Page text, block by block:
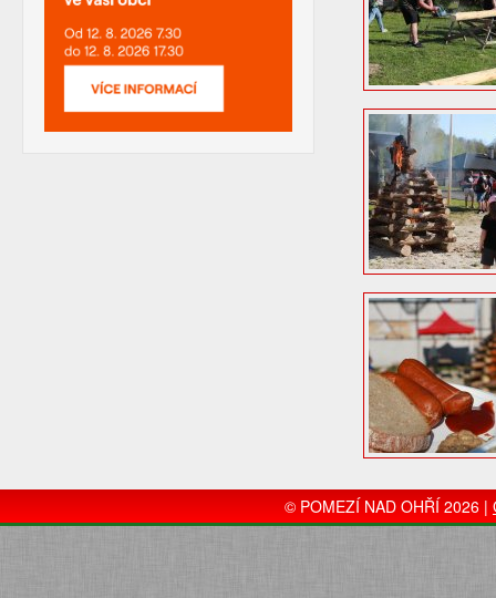
© POMEZÍ NAD OHŘÍ 2026 |